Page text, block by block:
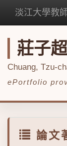
淡江大學教
莊子超
Chuang, Tzu-
ePortfolio
論文